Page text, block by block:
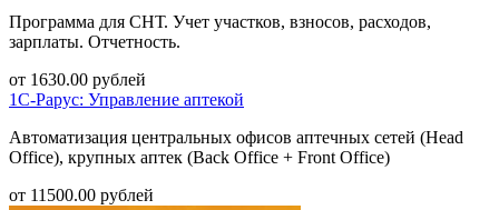
Программа для СНТ. Учет участков, взносов, расходов,
зарплаты. Отчетность.
от 1630.00 рублей
1С-Рарус: Управление аптекой
Автоматизация центральных офисов аптечных сетей (Head
Office), крупных аптек (Back Office + Front Office)
от 11500.00 рублей